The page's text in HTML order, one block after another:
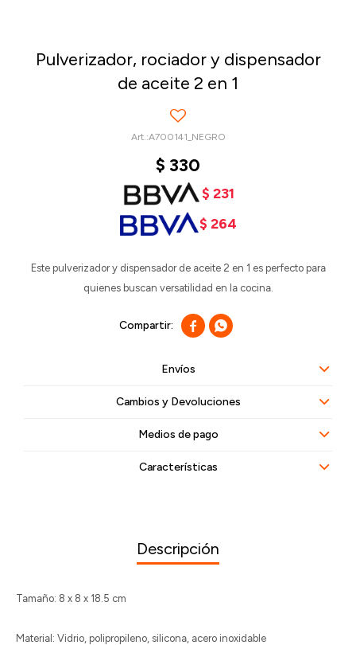
Pulverizador, rociador y dispensador
de aceite 2 en 1
A700141_NEGRO
$ 330
$ 231
$ 264
Este pulverizador y dispensador de aceite 2 en 1 es perfecto para
quienes buscan versatilidad en la cocina.
 
Envíos
Cambios y Devoluciones
Medios de pago
Características
Descripción
Tamaño: 8 x 8 x 18.5 cm
Material: Vidrio, polipropileno, silicona, acero inoxidable